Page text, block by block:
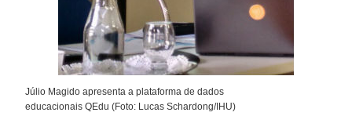
Júlio Magido apresenta a plataforma de dados
educacionais QEdu (Foto: Lucas Schardong/IHU)